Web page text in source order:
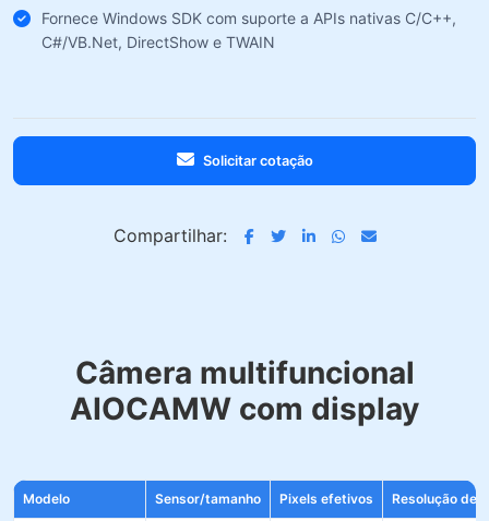
Fornece Windows SDK com suporte a APIs nativas C/C++,
C#/VB.Net, DirectShow e TWAIN
Solicitar cotação
Compartilhar:
Câmera multifuncional
AIOCAMW com display
Modelo Sensor/tamanho Pixels efetivos Resolução de